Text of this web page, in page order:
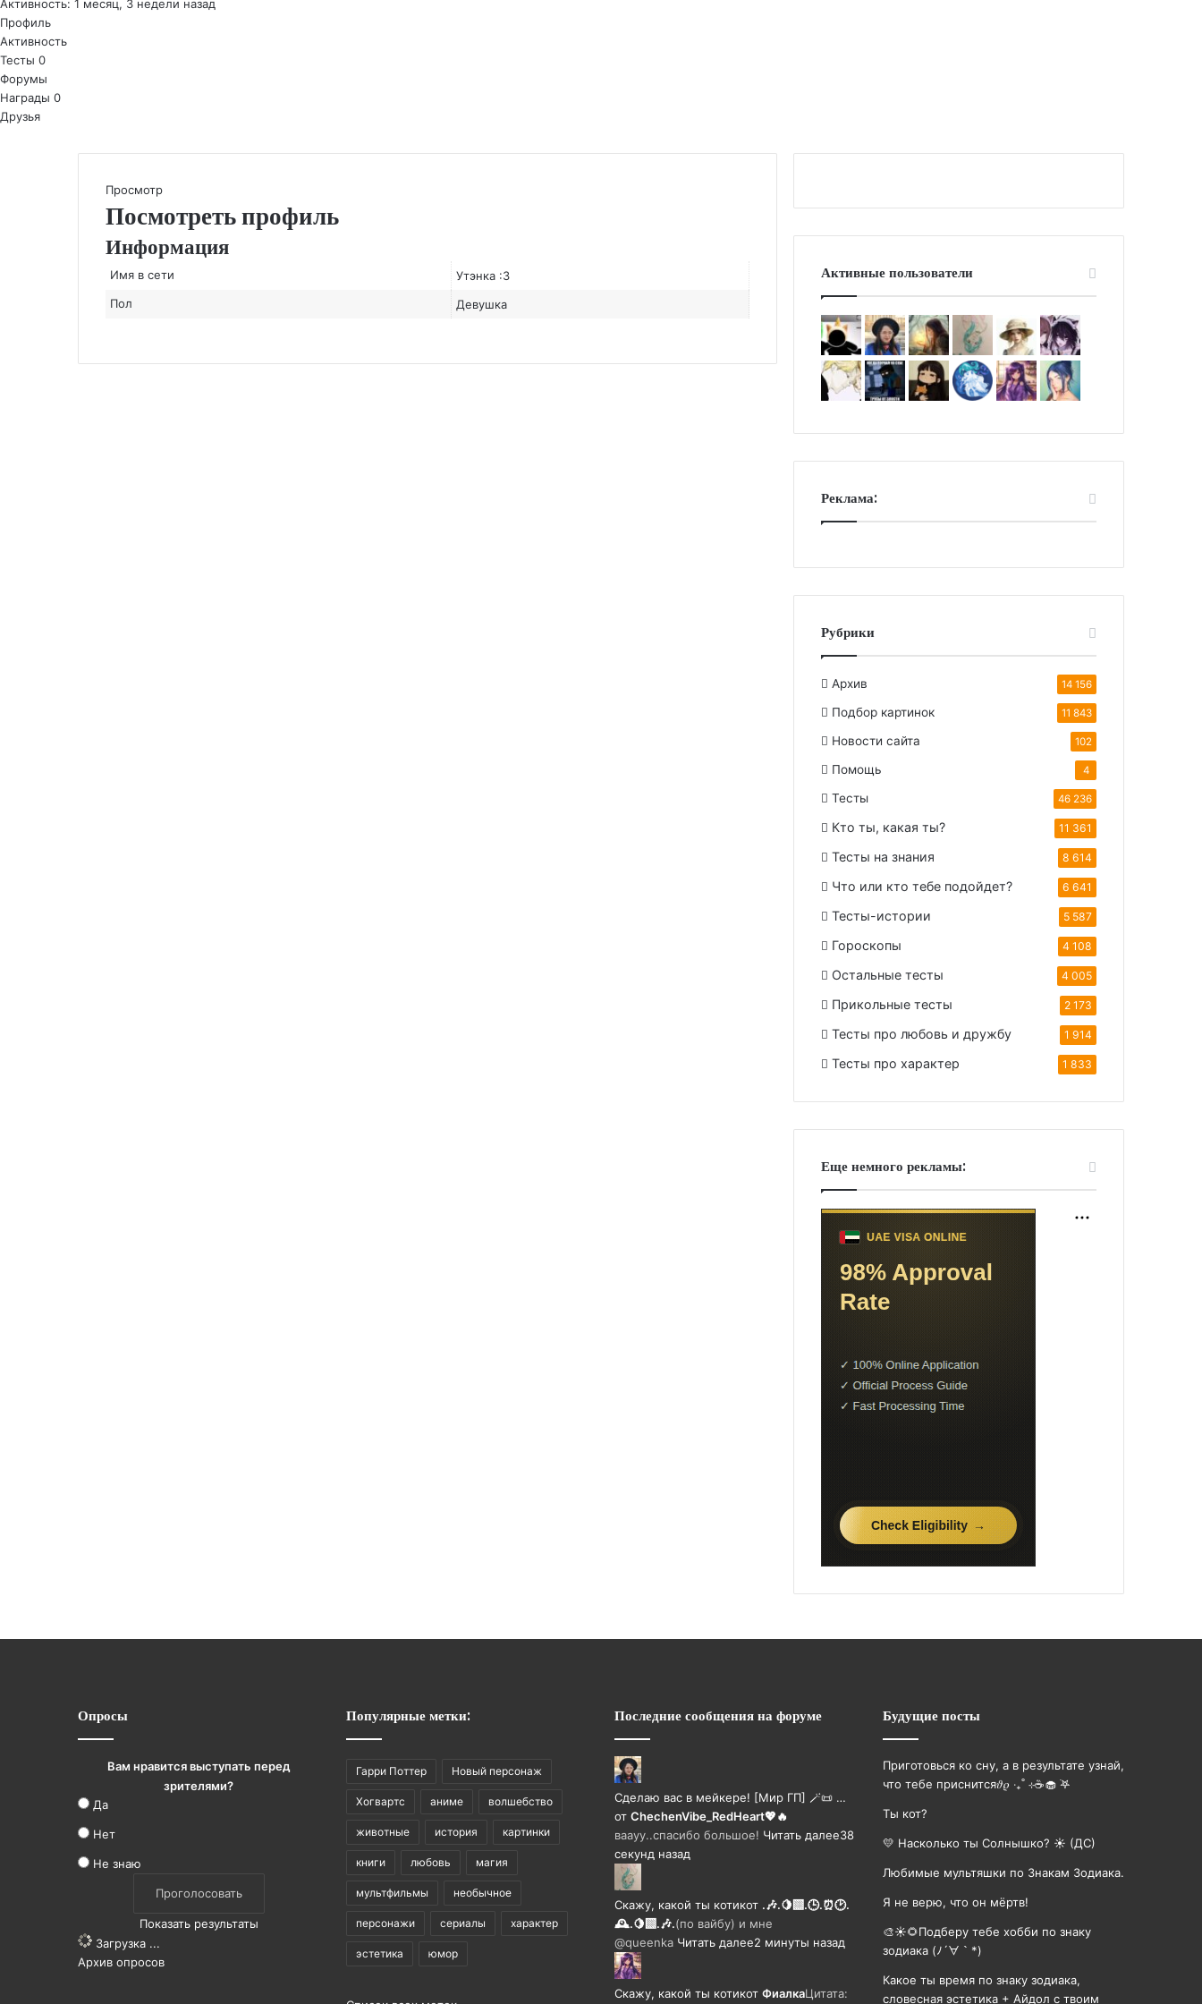
Активность: 1 месяц, 3 недели назад
Профиль
Активность
Тесты 0
Форумы
Награды 0
Друзья
Просмотр
Посмотреть профиль
Информация
Имя в сети
Утэнка :3
Пол
Девушка
Активные пользователи
Реклама:
Рубрики
Архив 14 156
Подбор картинок 11 843
Новости сайта 102
Помощь 4
Тесты 46 236
Кто ты, какая ты? 11 361
Тесты на знания 8 614
Что или кто тебе подойдет? 6 641
Тесты-истории 5 587
Гороскопы 4 108
Остальные тесты 4 005
Прикольные тесты 2 173
Тесты про любовь и дружбу 1 914
Тесты про характер 1 833
Еще немного рекламы:
Опросы
Вам нравится выступать перед
зрителями?
Да
Нет
Не знаю
Показать результаты
Загрузка ...
Архив опросов
Популярные метки:
Гарри Поттер Новый персонаж
Хогвартс аниме волшебство
животные история картинки
книги любовь магия
мультфильмы необычное
персонажи сериалы характер
эстетика юмор
Последние сообщения на форуме
Сделаю вас в мейкере! [Мир ГП] 🪄📜 …
от ChechenVibe_RedHeart💖🔥
ваауу..спасибо большое! Читать далее38
секунд назад
Скажу, какой ты котикот .🎶.🍋‍🟩.🕒.⏰🕑.
🕰️.🍋‍🟩.🎶.(по вайбу) и мне
@queenka Читать далее2 минуты назад
Скажу, какой ты котикот ФиалкаЦитата:
Будущие посты
Приготовься ко сну, а в результате узнай,
что тебе приснится𝜗𝜚 ‧₊˚ ⊹☕️🧁 ࣪𖤐
Ты кот?
💛 Насколько ты Солнышко? ☀️ (ДС)
Любимые мультяшки по Знакам Зодиака.
Я не верю, что он мёртв!
🎨☀🌻Подберу тебе хобби по знаку
зодиака (ﾉ´∀｀*)
Какое ты время по знаку зодиака,
словесная эстетика + Айдол с твоим